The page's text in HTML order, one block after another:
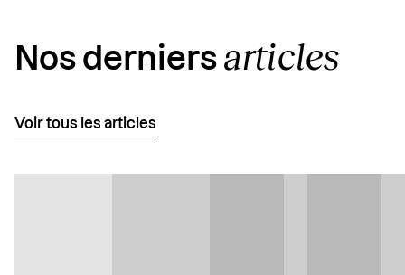
Nos derniers articles
Voir tous les articles